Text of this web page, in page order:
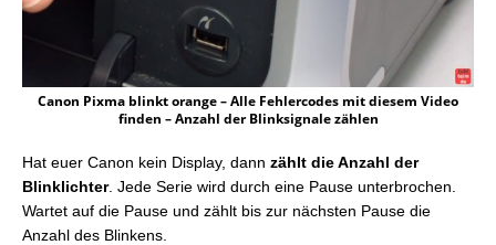
Canon Pixma blinkt orange – Alle Fehlercodes mit diesem Video
finden – Anzahl der Blinksignale zählen
Hat euer Canon kein Display, dann zählt die Anzahl der
Blinklichter. Jede Serie wird durch eine Pause unterbrochen.
Wartet auf die Pause und zählt bis zur nächsten Pause die
Anzahl des Blinkens.